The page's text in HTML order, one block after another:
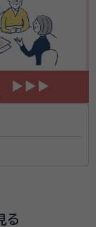
頂いておりま
普及にも積
る